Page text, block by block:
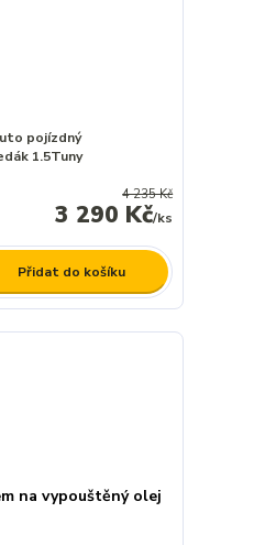
pojízdný
1.5Tuny
4 235 Kč
3 290 Kč/ks
Přidat do košíku